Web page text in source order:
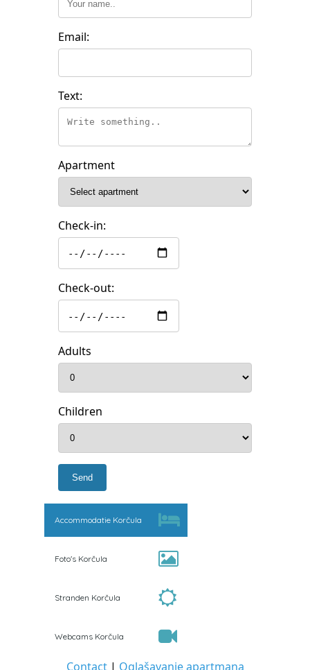
Email:
Text:
Apartment
Check-in:
Check-out:
Adults
Children
Accommodatie Korčula
Foto's Korčula
Stranden Korčula
Webcams Korčula
Contact| Oglašavanje apartmana